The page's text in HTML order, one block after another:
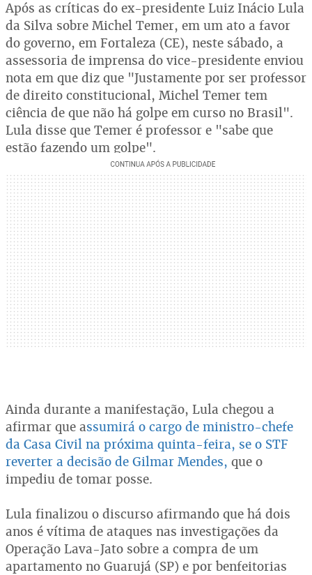
Após as críticas do ex-presidente Luiz Inácio Lula
da Silva sobre Michel Temer, em um ato a favor
do governo, em Fortaleza (CE), neste sábado, a
assessoria de imprensa do vice-presidente enviou
nota em que diz que "Justamente por ser professor
de direito constitucional, Michel Temer tem
ciência de que não há golpe em curso no Brasil".
Lula disse que Temer é professor e "sabe que
estão fazendo um golpe".
Ainda durante a manifestação, Lula chegou a
afirmar que assumirá o cargo de ministro-chefe
da Casa Civil na próxima quinta-feira, se o STF
reverter a decisão de Gilmar Mendes, que o
impediu de tomar posse.
Lula finalizou o discurso afirmando que há dois
anos é vítima de ataques nas investigações da
Operação Lava-Jato sobre a compra de um
apartamento no Guarujá (SP) e por benfeitorias